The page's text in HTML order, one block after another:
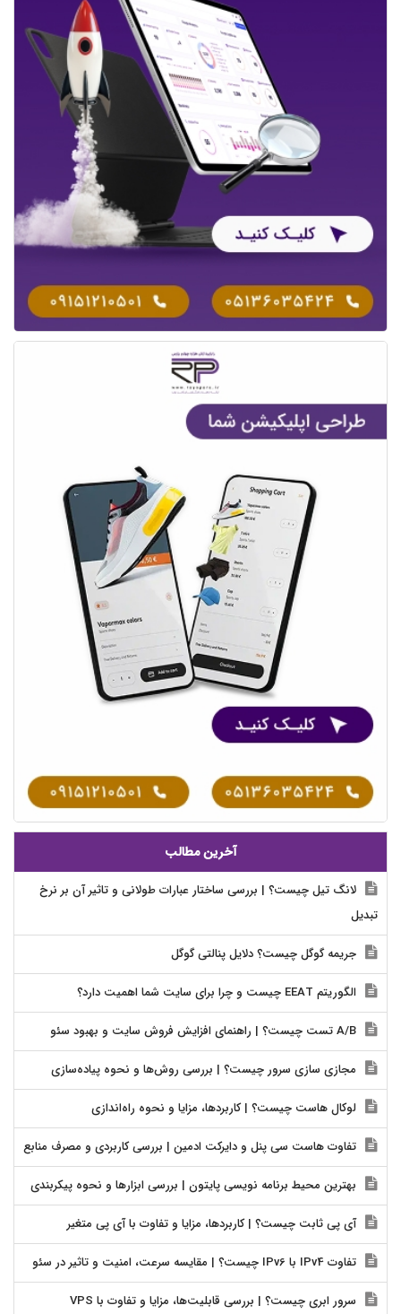
آخرین مطالب
لانگ تیل چیست؟ | بررسی ساختار عبارات طولانی و تاثیر آن بر نرخ
تبدیل
جریمه گوگل چیست؟ دلایل پنالتی گوگل
الگوریتم EEAT چیست و چرا برای سایت شما اهمیت دارد؟
مجازی سازی سرور چیست؟ | بررسی روش‌ها و نحوه پیاده‌سازی
لوکال هاست چیست؟ | کاربردها، مزایا و نحوه راه‌اندازی
تفاوت هاست سی پنل و دایرکت ادمین | بررسی کاربردی و مصرف منابع
بهترین محیط برنامه نویسی پایتون | بررسی ابزارها و نحوه پیکربندی
آی پی ثابت چیست؟ | کاربردها، مزایا و تفاوت با آی پی متغیر
تفاوت IPv4 با IPv6 چیست؟ | مقایسه سرعت، امنیت و تاثیر در سئو
سرور ابری چیست؟ | بررسی قابلیت‌ها، مزایا و تفاوت با VPS